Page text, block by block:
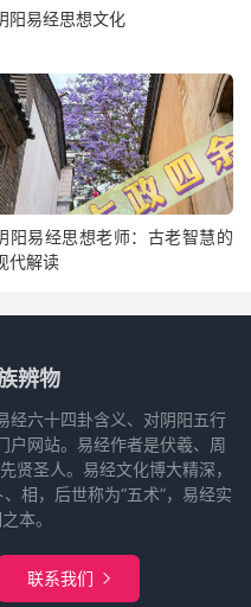
阳易经思想文化
阳易经思想老师：古老智慧的
代解读
辨物
经六十四卦含义、对阴阳五行
户网站。易经作者是伏羲、周
贤圣人。易经文化博大精深，
相，后世称为“五术”，易经实
本。
联系我们 